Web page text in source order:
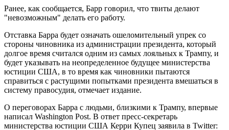
Ранее, как сообщается, Барр говорил, что твиты делают
"невозможным" делать его работу.
Отставка Барра будет означать ошеломительный упрек со
стороны чиновника из администрации президента, который
долгое время считался одним из самых лояльных к Трампу, и
будет указывать на неопределенное будущее министерства
юстиции США, в то время как чиновники пытаются
справиться с растущими попытками президента вмешаться в
систему правосудия, отмечает издание.
О переговорах Барра с людьми, близкими к Трампу, впервые
написал Washington Post. В ответ пресс-секретарь
министерства юстиции США Керри Купец заявила в Twitter: